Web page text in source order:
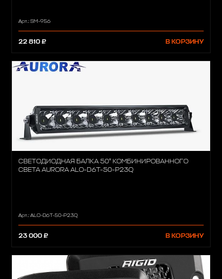
Арт.: SM-956
22 810 ₽ В КОРЗИНУ
СВЕТОДИОДНАЯ БАЛКА 50" КОМБИНИРОВАННОГО
СВЕТА AURORA ALO-D6T-50-P23Q
Арт.: ALO-D6T-50-P23Q
23 000 ₽ В КОРЗИНУ